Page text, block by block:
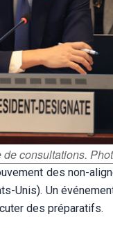
consultations.
des non-
Unis). Un
des préparatifs.